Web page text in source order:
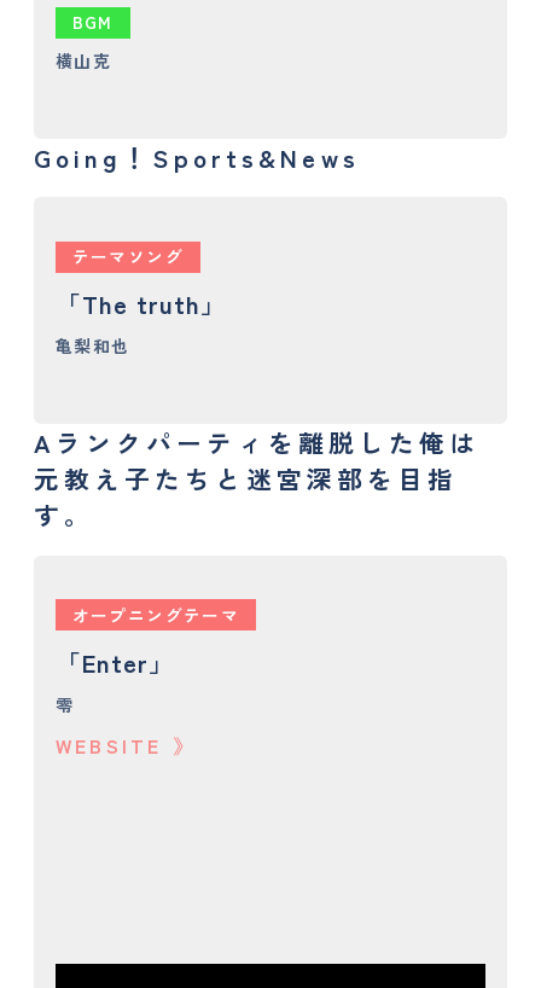
BGM
横山克
Going！Sports&News
テーマソング
「The truth」
亀梨和也
Aランクパーティを離脱した俺は
元教え子たちと迷宮深部を目指
す。
オープニングテーマ
「Enter」
零
WEBSITE